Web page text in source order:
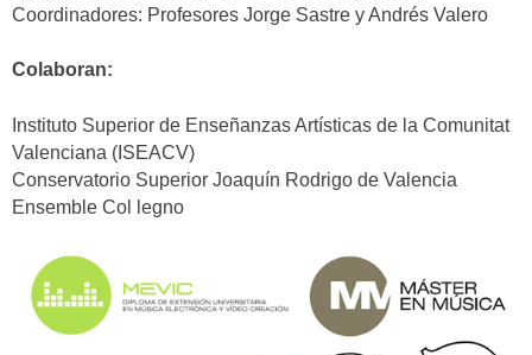
Coordinadores: Profesores Jorge Sastre y Andrés Valero
Colaboran:
Instituto Superior de Enseñanzas Artísticas de la Comunitat
Valenciana (ISEACV)
Conservatorio Superior Joaquín Rodrigo de Valencia
Ensemble Col legno